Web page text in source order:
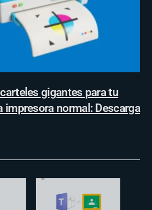
gigantes para tu
impresora normal: Descarga